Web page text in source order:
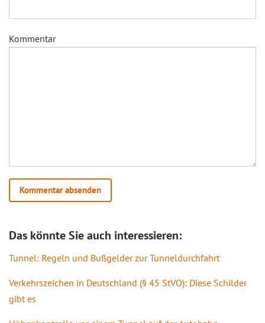
Kommentar
Das könnte Sie auch interessieren:
Tunnel: Regeln und Bußgelder zur Tunneldurchfahrt
Verkehrszeichen in Deutschland (§ 45 StVO): Diese Schilder
gibt es